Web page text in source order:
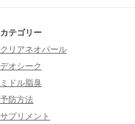
カテゴリー
クリアネオパール
デオシーク
ミドル脂臭
予防方法
サプリメント